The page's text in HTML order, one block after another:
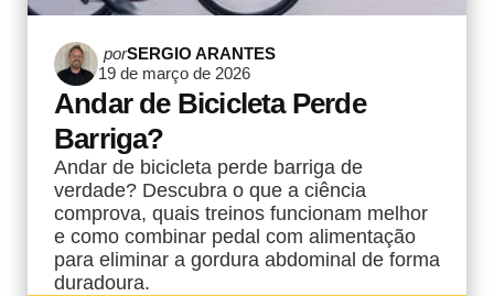
Postado
por
porSERGIO ARANTES
19 de março de 2026
Andar de Bicicleta Perde
Barriga?
Andar de bicicleta perde barriga de
verdade? Descubra o que a ciência
comprova, quais treinos funcionam melhor
e como combinar pedal com alimentação
para eliminar a gordura abdominal de forma
duradoura.